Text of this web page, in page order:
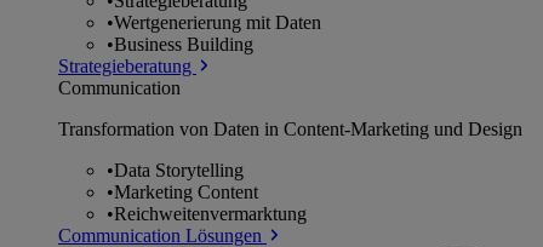
•Wertgenerierung mit Daten
•Business Building
Strategieberatung
Communication
Transformation von Daten in Content-Marketing und Design
•Data Storytelling
•Marketing Content
•Reichweitenvermarktung
Communication Lösungen